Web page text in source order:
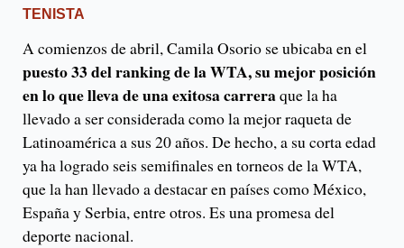
TENISTA
A comienzos de abril, Camila Osorio se ubicaba en el
puesto 33 del ranking de la WTA, su mejor posición
en lo que lleva de una exitosa carreraque la ha
llevado a ser considerada como la mejor raqueta de
Latinoamérica a sus 20 años. De hecho, a su corta edad
ya ha logrado seis semifinales en torneos de la WTA,
que la han llevado a destacar en países como México,
España y Serbia, entre otros. Es una promesa del
deporte nacional.